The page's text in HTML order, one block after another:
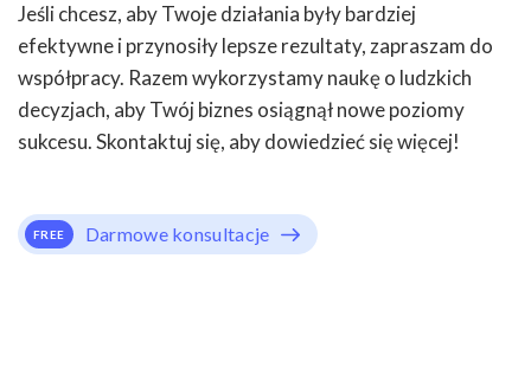
Jeśli chcesz, aby Twoje działania były bardziej
efektywne i przynosiły lepsze rezultaty, zapraszam do
współpracy. Razem wykorzystamy naukę o ludzkich
decyzjach, aby Twój biznes osiągnął nowe poziomy
sukcesu. Skontaktuj się, aby dowiedzieć się więcej!
FREE Darmowe konsultacje